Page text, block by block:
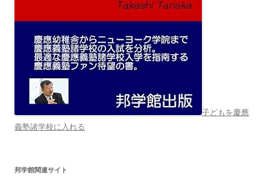
子どもを慶應
義塾諸学校に入れる
邦学館関連サイト